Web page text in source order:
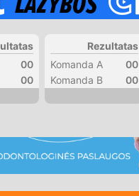
00
00
Rezultatas
00
Komanda A
00
Komanda B